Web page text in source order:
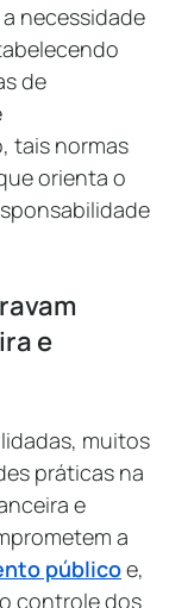
necessidade
de
tais normas
orienta o
e
muitos
práticas na
e
a
públicoe,
controle dos